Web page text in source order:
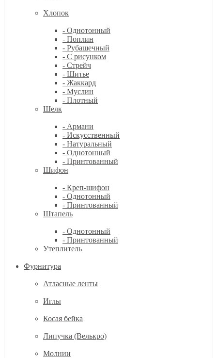
Хлопок
- Однотонный
- Поплин
- Рубашечный
- С рисунком
- Стрейч
- Шитье
- Жаккард
- Муслин
- Плотный
Шелк
- Армани
- Искусственный
- Натуральный
- Однотонный
- Принтованный
Шифон
- Креп-шифон
- Однотонный
- Принтованный
Штапель
- Однотонный
- Принтованный
Утеплитель
Фурнитура
Атласные ленты
Иглы
Косая бейка
Липучка (Велькро)
Молнии